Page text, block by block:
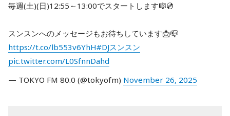
毎週(土)(日)12:55～13:00でスタートします🎼💿
スンスンへのメッセージもお待ちしています📩📪
https://t.co/lb553v6YhH#DJスンスン
pic.twitter.com/L0SfnnDahd
— TOKYO FM 80.0 (@tokyofm) November 26, 2025